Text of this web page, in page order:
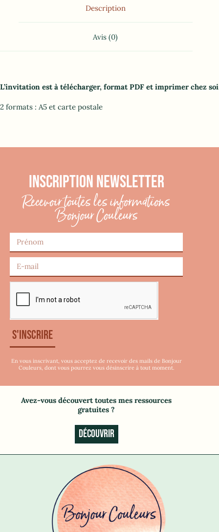
Description
Avis (0)
L’invitation est à télécharger, format PDF et imprimer chez soi
2 formats : A5 et carte postale
INSCRIPTION NEWSLETTER
Recevoir toutes les informations
Bonjour Couleurs
S'inscrire
En vous inscrivant, vous acceptez de recevoir des mails de Bonjour
Couleurs, dont vous pourrez vous désinscrire à tout moment.
Avez-vous découvert toutes mes ressources
gratuites ?
DÉCOUVRIR